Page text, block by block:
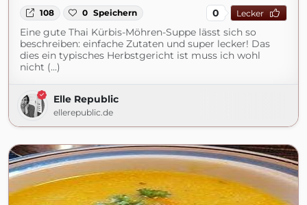
108 0 Speichern 0 Lecker
Eine gute Thai Kürbis-Möhren-Suppe lässt sich so
beschreiben: einfache Zutaten und super lecker! Das
dies ein typisches Herbstgericht ist muss ich wohl
nicht (...)
Elle Republic
ellerepublic.de